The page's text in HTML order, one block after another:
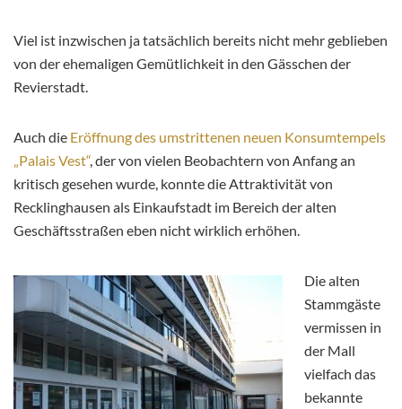
Viel ist inzwischen ja tatsächlich bereits nicht mehr geblieben
von der ehemaligen Gemütlichkeit in den Gässchen der
Revierstadt.
Auch die Eröffnung des umstrittenen neuen Konsumtempels
„Palais Vest“, der von vielen Beobachtern von Anfang an
kritisch gesehen wurde, konnte die Attraktivität von
Recklinghausen als Einkaufstadt im Bereich der alten
Geschäftsstraßen eben nicht wirklich erhöhen.
Die alten
Stammgäste
vermissen in
der Mall
vielfach das
bekannte